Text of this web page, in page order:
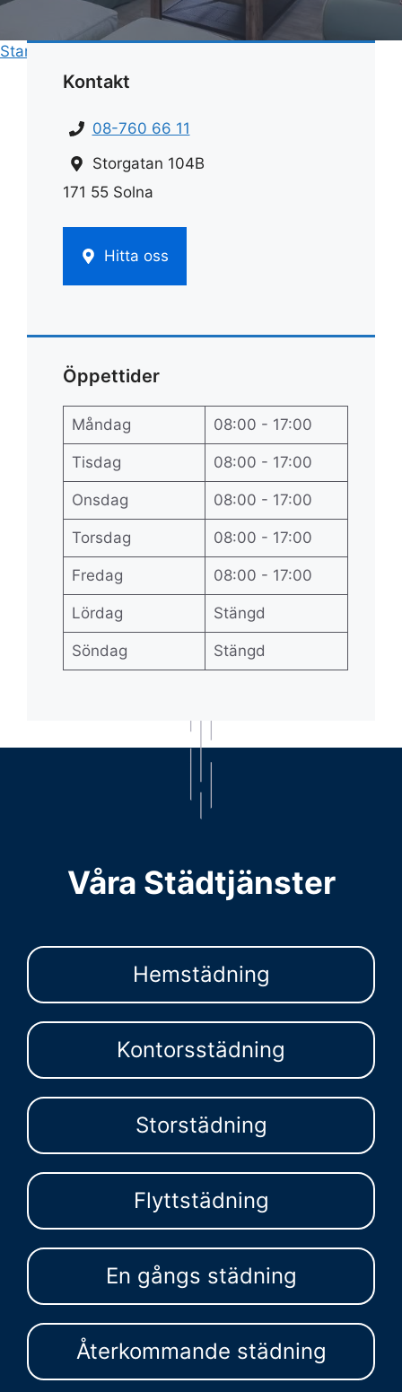
Start
Kontakt
08-760 66 11
Storgatan 104B
171 55 Solna
Hitta oss
Öppettider
Måndag 08:00 - 17:00
Tisdag 08:00 - 17:00
Onsdag 08:00 - 17:00
Torsdag 08:00 - 17:00
Fredag 08:00 - 17:00
Lördag Stängd
Söndag Stängd
Våra Städtjänster
Hemstädning
Kontorsstädning
Storstädning
Flyttstädning
En gångs städning
Återkommande städning